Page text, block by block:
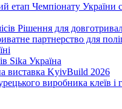
етап Чемпіонату України
Рішення для
партнерство для
Sika Україна
виставка KyivBuild 2026
виробника клеїв і